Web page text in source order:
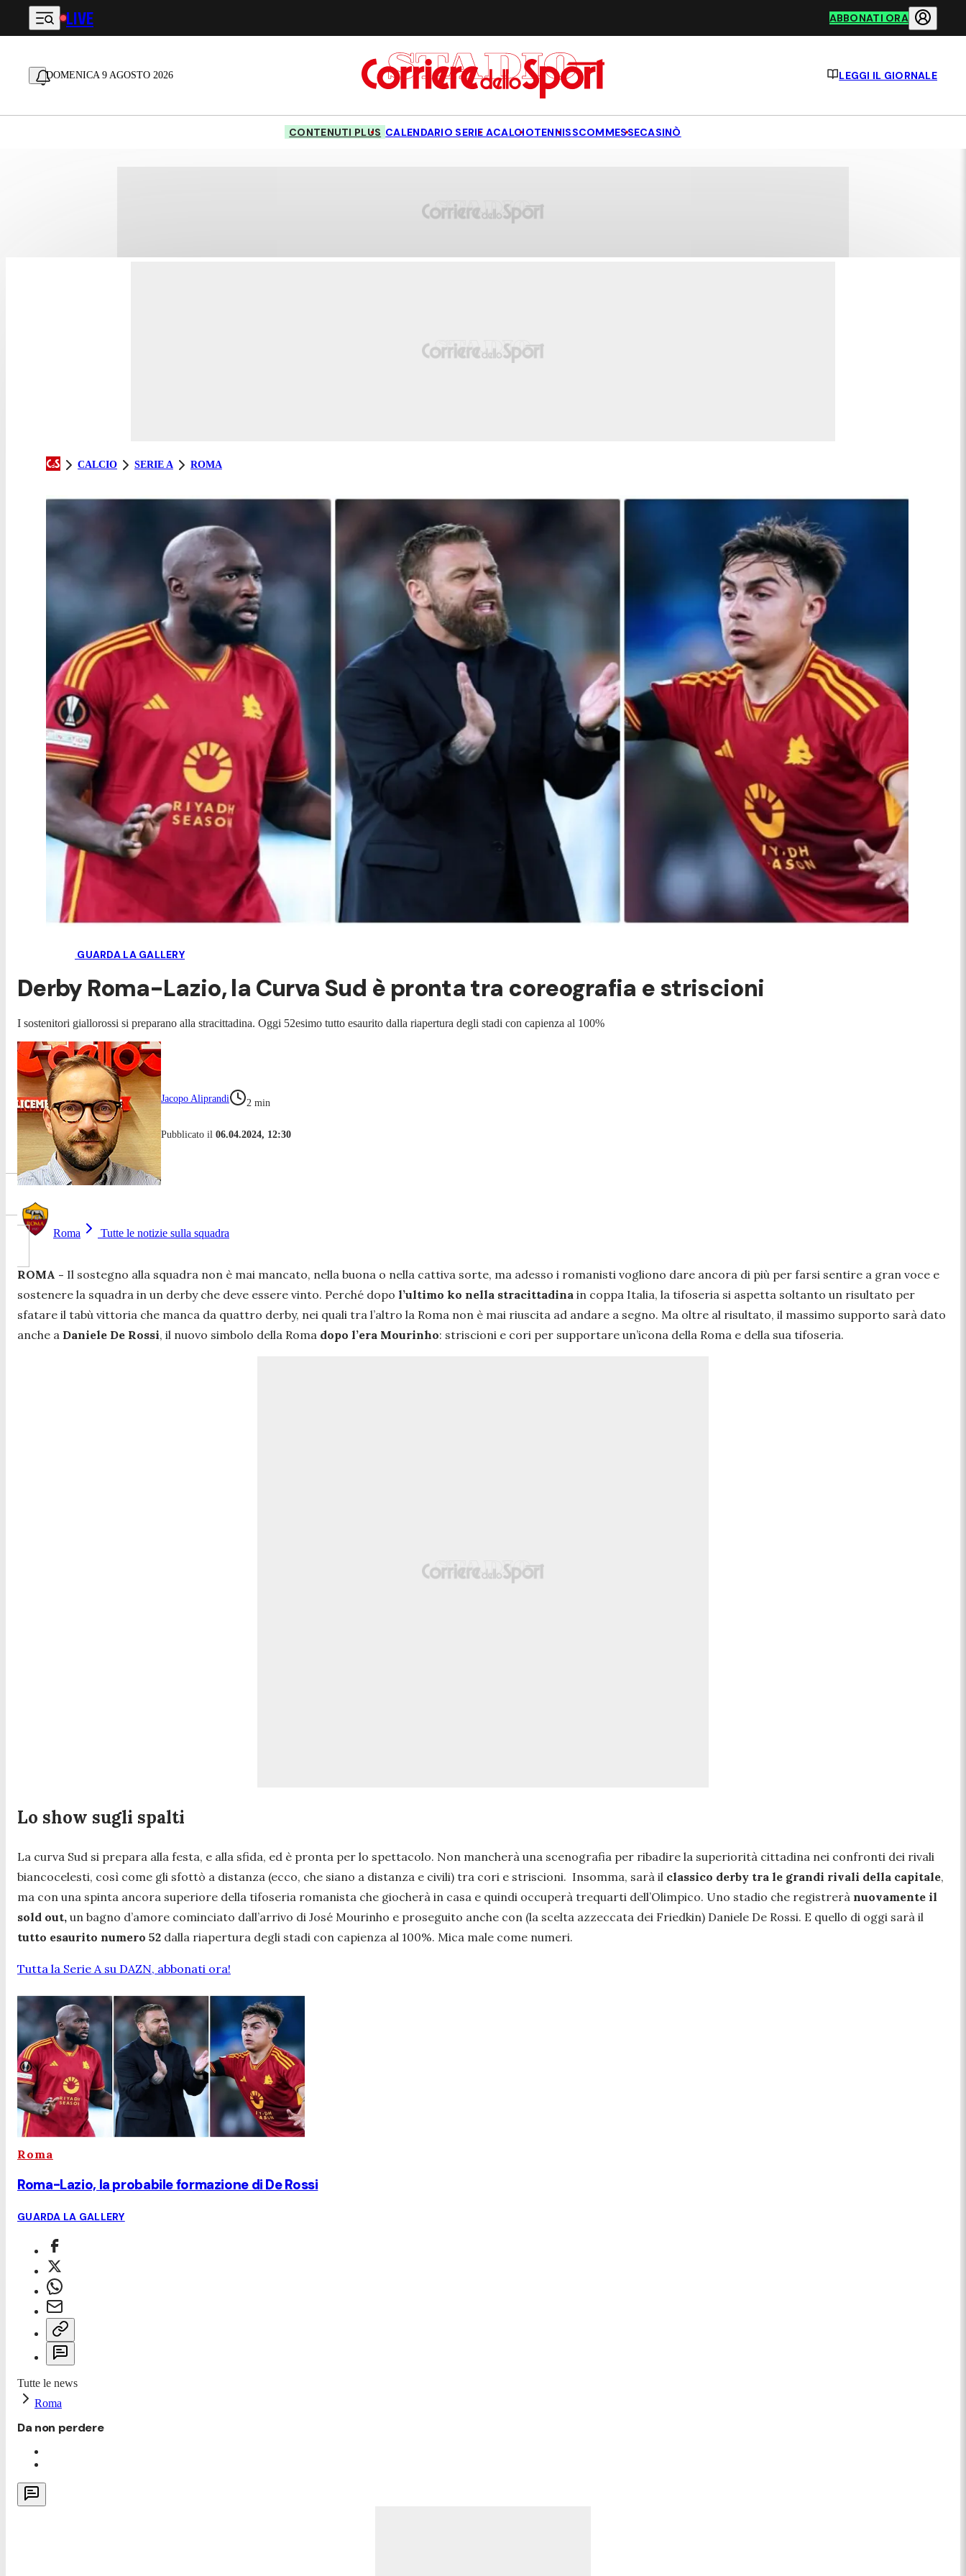
Vai al contenuto principale
LIVE ABBONATI ORA
DOMENICA 9 AGOSTO 2026 LEGGI IL GIORNALE
CONTENUTI PLUS CALENDARIO SERIE ACALCIOTENNISSCOMMESSECASINÒ
CALCIO SERIE A ROMA
GUARDA LA GALLERY
Derby Roma-Lazio, la Curva Sud è pronta tra coreografia e striscioni
I sostenitori giallorossi si preparano alla stracittadina. Oggi 52esimo tutto esaurito dalla riapertura degli stadi con capienza al 100%
Jacopo Aliprandi 2 min
Pubblicato il 06.04.2024, 12:30
Roma Tutte le notizie sulla squadra
ROMA - Il sostegno alla squadra non è mai mancato, nella buona o nella cattiva sorte, ma adesso i romanisti vogliono dare ancora di più per farsi sentire a gran voce e
sostenere la squadra in un derby che deve essere vinto. Perché dopo l’ultimo ko nella stracittadina in coppa Italia, la tifoseria si aspetta soltanto un risultato per
sfatare il tabù vittoria che manca da quattro derby, nei quali tra l’altro la Roma non è mai riuscita ad andare a segno. Ma oltre al risultato, il massimo supporto sarà dato
anche a Daniele De Rossi, il nuovo simbolo della Roma dopo l’era Mourinho: striscioni e cori per supportare un’icona della Roma e della sua tifoseria.
Lo show sugli spalti
La curva Sud si prepara alla festa, e alla sfida, ed è pronta per lo spettacolo. Non mancherà una scenografia per ribadire la superiorità cittadina nei confronti dei rivali
biancocelesti, così come gli sfottò a distanza (ecco, che siano a distanza e civili) tra cori e striscioni. Insomma, sarà il classico derby tra le grandi rivali della capitale,
ma con una spinta ancora superiore della tifoseria romanista che giocherà in casa e quindi occuperà trequarti dell’Olimpico. Uno stadio che registrerà nuovamente il
sold out, un bagno d’amore cominciato dall’arrivo di José Mourinho e proseguito anche con (la scelta azzeccata dei Friedkin) Daniele De Rossi. E quello di oggi sarà il
tutto esaurito numero 52 dalla riapertura degli stadi con capienza al 100%. Mica male come numeri.
Tutta la Serie A su DAZN, abbonati ora!
Roma
Roma-Lazio, la probabile formazione di De Rossi
GUARDA LA GALLERY
Tutte le news
Roma
Da non perdere